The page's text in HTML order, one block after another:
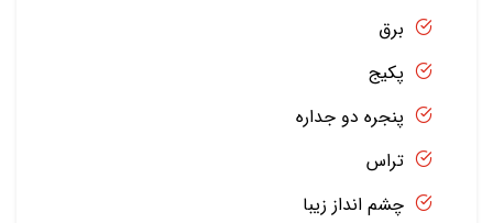
برق
پکیج
پنجره دو جداره
تراس
چشم انداز زیبا